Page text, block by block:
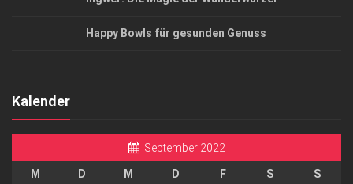
Happy Bowls für gesunden Genuss
Kalender
September 2022
M D M D F S
S